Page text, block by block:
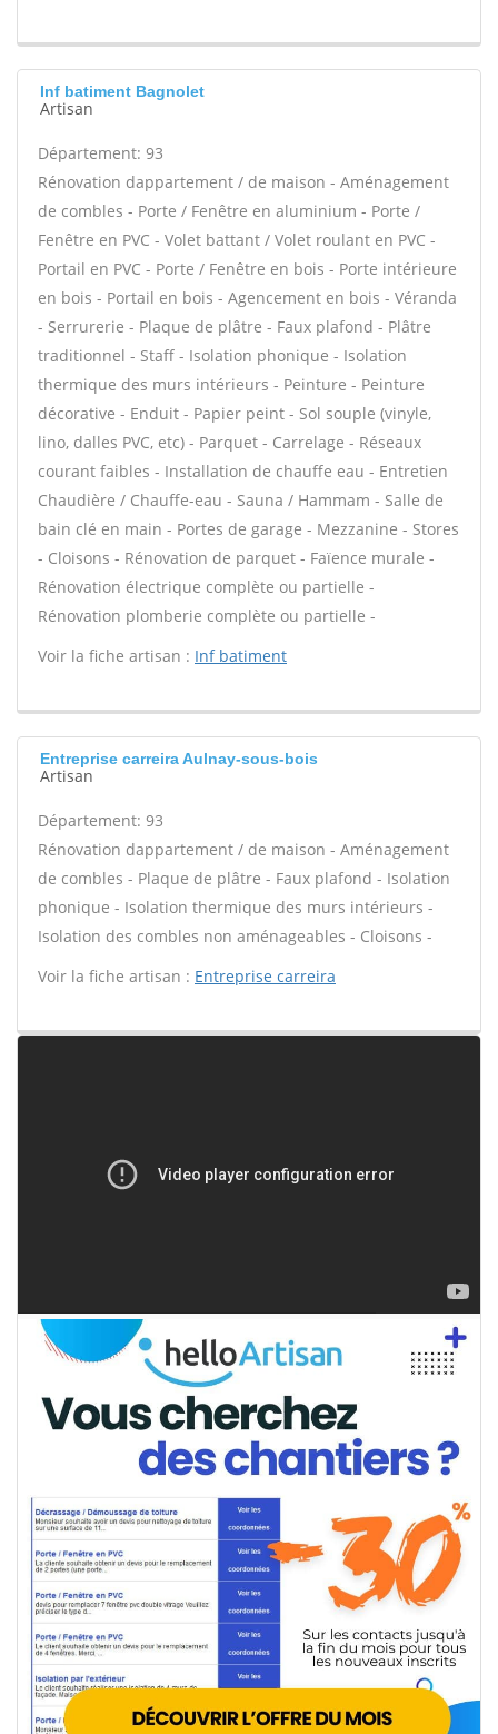
Inf batiment Bagnolet
Artisan
Département: 93
Rénovation dappartement / de maison - Aménagement
de combles - Porte / Fenêtre en aluminium - Porte /
Fenêtre en PVC - Volet battant / Volet roulant en PVC -
Portail en PVC - Porte / Fenêtre en bois - Porte intérieure
en bois - Portail en bois - Agencement en bois - Véranda
- Serrurerie - Plaque de plâtre - Faux plafond - Plâtre
traditionnel - Staff - Isolation phonique - Isolation
thermique des murs intérieurs - Peinture - Peinture
décorative - Enduit - Papier peint - Sol souple (vinyle,
lino, dalles PVC, etc) - Parquet - Carrelage - Réseaux
courant faibles - Installation de chauffe eau - Entretien
Chaudière / Chauffe-eau - Sauna / Hammam - Salle de
bain clé en main - Portes de garage - Mezzanine - Stores
- Cloisons - Rénovation de parquet - Faïence murale -
Rénovation électrique complète ou partielle -
Rénovation plomberie complète ou partielle -
Voir la fiche artisan : Inf batiment
Entreprise carreira Aulnay-sous-bois
Artisan
Département: 93
Rénovation dappartement / de maison - Aménagement
de combles - Plaque de plâtre - Faux plafond - Isolation
phonique - Isolation thermique des murs intérieurs -
Isolation des combles non aménageables - Cloisons -
Voir la fiche artisan : Entreprise carreira